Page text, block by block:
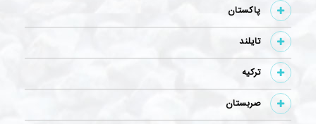
پاکستان
تایلند
تركيه
صربستان